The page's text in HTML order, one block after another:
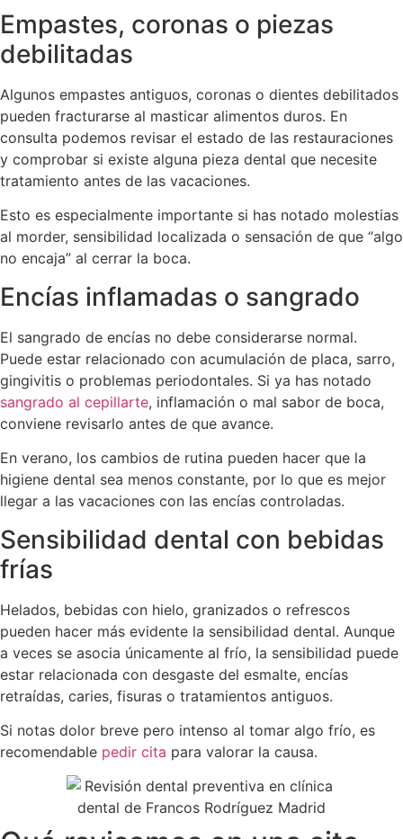
Empastes, coronas o piezas
debilitadas
Algunos empastes antiguos, coronas o dientes debilitados
pueden fracturarse al masticar alimentos duros. En
consulta podemos revisar el estado de las restauraciones
y comprobar si existe alguna pieza dental que necesite
tratamiento antes de las vacaciones.
Esto es especialmente importante si has notado molestias
al morder, sensibilidad localizada o sensación de que “algo
no encaja” al cerrar la boca.
Encías inflamadas o sangrado
El sangrado de encías no debe considerarse normal.
Puede estar relacionado con acumulación de placa, sarro,
gingivitis o problemas periodontales. Si ya has notado
sangrado al cepillarte, inflamación o mal sabor de boca,
conviene revisarlo antes de que avance.
En verano, los cambios de rutina pueden hacer que la
higiene dental sea menos constante, por lo que es mejor
llegar a las vacaciones con las encías controladas.
Sensibilidad dental con bebidas
frías
Helados, bebidas con hielo, granizados o refrescos
pueden hacer más evidente la sensibilidad dental. Aunque
a veces se asocia únicamente al frío, la sensibilidad puede
estar relacionada con desgaste del esmalte, encías
retraídas, caries, fisuras o tratamientos antiguos.
Si notas dolor breve pero intenso al tomar algo frío, es
recomendable pedir cita para valorar la causa.